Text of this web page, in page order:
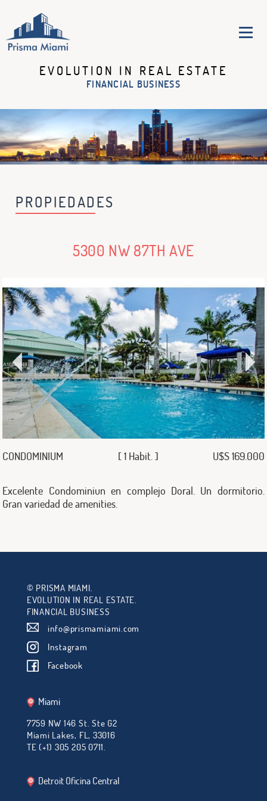
LA EMPRESA
PROPIEDADES
OPORTUNIDADES
NOTICIAS
PREGUNTAS
FRECUENTES
EVOLUTION IN REAL ESTATE
FINANCIAL BUSINESS
PROPIEDADES
5300 NW 87TH AVE
CONDOMINIUM [ 1 Habit. ] U$S 169.000
Excelente Condominiun en complejo Doral. Un dormitorio.
Gran variedad de amenities.
© PRISMA MIAMI.
EVOLUTION IN REAL ESTATE.
FINANCIAL BUSINESS
info@prismamiami.com
Instagram
Facebook
Miami
7759 NW 146 St. Ste G2
Miami Lakes, FL, 33016
TE (+1) 305 205 0711.
Detroit Oficina Central